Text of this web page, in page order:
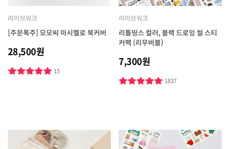
라이브워크
[주문폭주] 모모씨 마시멜로 북커버
28,500원
15
라이브워크
리틀띵스 컬러, 블랙 드로잉 씰 스티
커팩 (리무버블)
7,300원
1837